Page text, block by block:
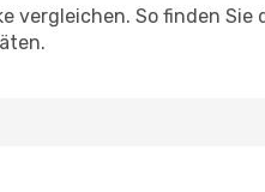
vergleichen. So finden